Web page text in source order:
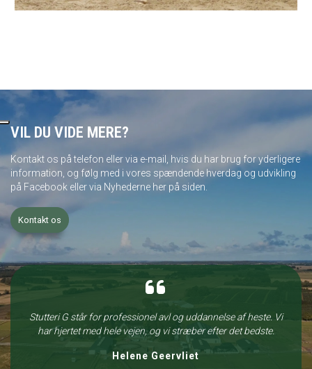
VIL DU VIDE MERE?
Kontakt os på telefon eller via e-mail, hvis du har brug for yderligere
information, og følg med i vores spændende hverdag og udvikling
på Facebook eller via Nyhederne her på siden.
Kontakt os
Stutteri G står for professionel avl og uddannelse af heste. Vi
har hjertet med hele vejen, og vi stræber efter det bedste.
Helene Geervliet